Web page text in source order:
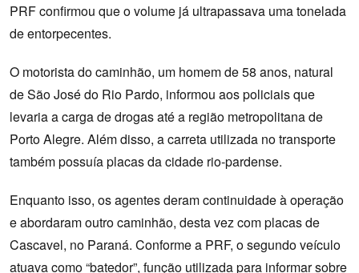
PRF confirmou que o volume já ultrapassava uma tonelada
de entorpecentes.
O motorista do caminhão, um homem de 58 anos, natural
de São José do Rio Pardo, informou aos policiais que
levaria a carga de drogas até a região metropolitana de
Porto Alegre. Além disso, a carreta utilizada no transporte
também possuía placas da cidade rio-pardense.
Enquanto isso, os agentes deram continuidade à operação
e abordaram outro caminhão, desta vez com placas de
Cascavel, no Paraná. Conforme a PRF, o segundo veículo
atuava como “batedor”, função utilizada para informar sobre